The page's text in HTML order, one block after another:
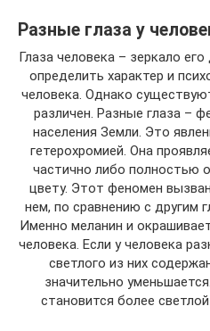
Разные глаза у
Глаза человека – зеркало
определить характер и
человека. Однако
различен. Разные глаза –
населения Земли. Это
гетерохромией. Она
частично либо полностью
цвету. Этот феномен
нем, по сравнению с другим
Именно меланин и
человека. Если у человека
светлого из них
значительно
становится более